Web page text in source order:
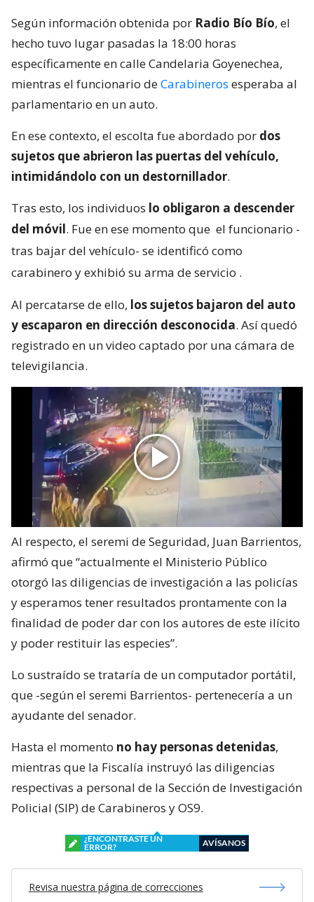
Según información obtenida por Radio Bío Bío, el
hecho tuvo lugar pasadas la 18:00 horas
específicamente en calle Candelaria Goyenechea,
mientras el funcionario deCarabineros esperaba al
parlamentario en un auto.
En ese contexto, el escolta fue abordado por dos
sujetos que abrieron las puertas del vehículo,
intimidándolo con un destornillador.
Tras esto, los individuos lo obligaron a descender
del móvil. Fue en ese momento que el funcionario -
tras bajar del vehículo- se identificó como
carabinero y exhibió su arma de servicio .
Al percatarse de ello, los sujetos bajaron del auto
y escaparon en dirección desconocida. Así quedó
registrado en un video captado por una cámara de
televigilancia.
Al respecto, el seremi de Seguridad, Juan Barrientos,
afirmó que “actualmente el Ministerio Público
otorgó las diligencias de investigación a las policías
y esperamos tener resultados prontamente con la
finalidad de poder dar con los autores de este ilícito
y poder restituir las especies”.
Lo sustraído se trataría de un computador portátil,
que -según el seremi Barrientos- pertenecería a un
ayudante del senador.
Hasta el momento no hay personas detenidas,
mientras que la Fiscalía instruyó las diligencias
respectivas a personal de la Sección de Investigación
Policial (SIP) de Carabineros y OS9.
¿ENCONTRASTE UN
ERROR?
AVÍSANOS
Revisa nuestra página de correcciones